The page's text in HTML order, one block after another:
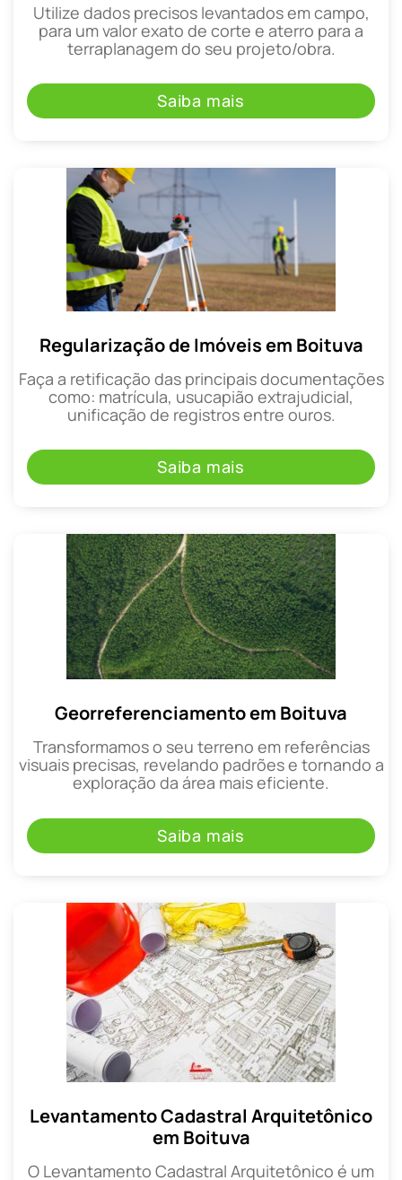
Utilize dados precisos levantados em campo,
para um valor exato de corte e aterro para a
terraplanagem do seu projeto/obra.
Saiba mais
Regularização de Imóveis em Boituva
Faça a retificação das principais documentações
como: matrícula, usucapião extrajudicial,
unificação de registros entre ouros.
Saiba mais
Georreferenciamento em Boituva
Transformamos o seu terreno em referências
visuais precisas, revelando padrões e tornando a
exploração da área mais eficiente.
Saiba mais
Levantamento Cadastral Arquitetônico
em Boituva
O Levantamento Cadastral Arquitetônico é um